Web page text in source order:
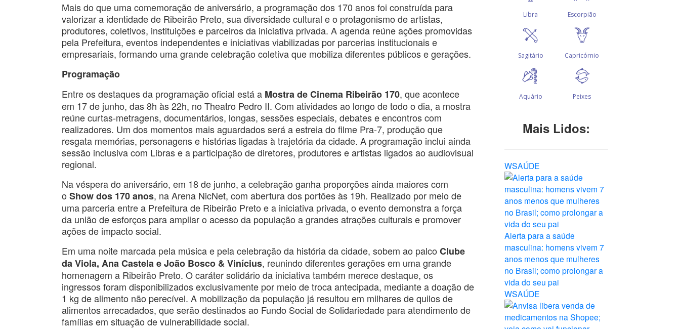
Mais do que uma comemoração de aniversário, a programação dos 170 anos foi construída para
valorizar a identidade de Ribeirão Preto, sua diversidade cultural e o protagonismo de artistas,
produtores, coletivos, instituições e parceiros da iniciativa privada. A agenda reúne ações promovidas
pela Prefeitura, eventos independentes e iniciativas viabilizadas por parcerias institucionais e
empresariais, formando uma grande celebração coletiva que mobiliza diferentes públicos e gerações.
Programação
Entre os destaques da programação oficial está a Mostra de Cinema Ribeirão 170, que acontece
em 17 de junho, das 8h às 22h, no Theatro Pedro II. Com atividades ao longo de todo o dia, a mostra
reúne curtas-metragens, documentários, longas, sessões especiais, debates e encontros com
realizadores. Um dos momentos mais aguardados será a estreia do filme Pra-7, produção que
resgata memórias, personagens e histórias ligadas à trajetória da cidade. A programação inclui ainda
sessão inclusiva com Libras e a participação de diretores, produtores e artistas ligados ao audiovisual
regional.
Na véspera do aniversário, em 18 de junho, a celebração ganha proporções ainda maiores com
o Show dos 170 anos, na Arena NicNet, com abertura dos portões às 19h. Realizado por meio de
uma parceria entre a Prefeitura de Ribeirão Preto e a iniciativa privada, o evento demonstra a força
da união de esforços para ampliar o acesso da população a grandes atrações culturais e promover
ações de impacto social.
Em uma noite marcada pela música e pela celebração da história da cidade, sobem ao palco Clube
da Viola, Ana Castela e João Bosco & Vinícius, reunindo diferentes gerações em uma grande
homenagem a Ribeirão Preto. O caráter solidário da iniciativa também merece destaque, os
ingressos foram disponibilizados exclusivamente por meio de troca antecipada, mediante a doação de
1 kg de alimento não perecível. A mobilização da população já resultou em milhares de quilos de
alimentos arrecadados, que serão destinados ao Fundo Social de Solidariedade para atendimento de
famílias em situação de vulnerabilidade social.
Mais Lidos:
WSAÚDE
Alerta para a saúde
masculina: homens vivem 7
anos menos que mulheres
no Brasil; como prolongar a
vida do seu pai
WSAÚDE